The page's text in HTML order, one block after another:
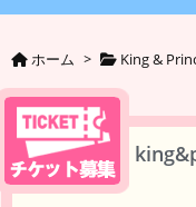
ホーム > King &